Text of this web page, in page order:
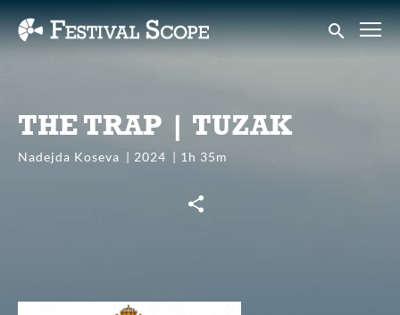
Accessibility Links
Submit
THE TRAP | TUZAK
Nadejda Koseva 2024 1h 35m